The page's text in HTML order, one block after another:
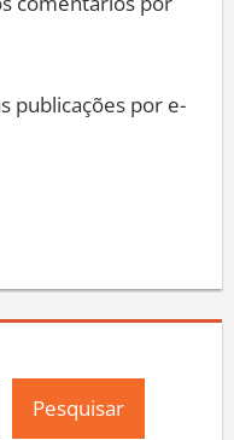
comentários por
publicações por e-
Pesquisar